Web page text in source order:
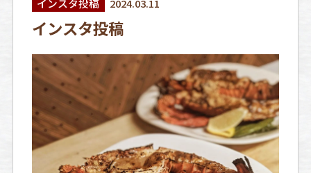
インスタ投稿 2024.03.11
インスタ投稿